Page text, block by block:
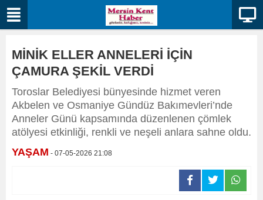
MİNİK ELLER ANNELERİ İÇİN
ÇAMURA ŞEKİL VERDİ
Toroslar Belediyesi bünyesinde hizmet veren
Akbelen ve Osmaniye Gündüz Bakımevleri’nde
Anneler Günü kapsamında düzenlenen çömlek
atölyesi etkinliği, renkli ve neşeli anlara sahne oldu.
YAŞAM - 07-05-2026 21:08